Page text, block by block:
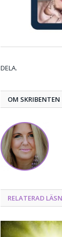
DELA.
OM SKRIBENTEN
RELATERAD